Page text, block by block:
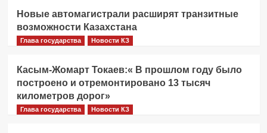
Новые автомагистрали расширят транзитные
возможности Казахстана
Глава государства Новости КЗ
Касым-Жомарт Токаев:« В прошлом году было
построено и отремонтировано 13 тысяч
километров дорог»
Глава государства Новости КЗ